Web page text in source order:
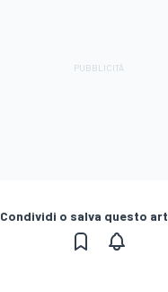
Condividi o salva questo